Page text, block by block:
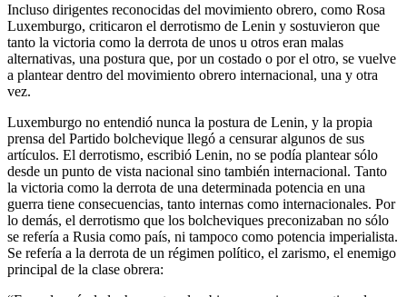
Incluso dirigentes reconocidas del movimiento obrero, como Rosa
Luxemburgo, criticaron el derrotismo de Lenin y sostuvieron que
tanto la victoria como la derrota de unos u otros eran malas
alternativas, una postura que, por un costado o por el otro, se vuelve
a plantear dentro del movimiento obrero internacional, una y otra
vez.
Luxemburgo no entendió nunca la postura de Lenin, y la propia
prensa del Partido bolchevique llegó a censurar algunos de sus
artículos. El derrotismo, escribió Lenin, no se podía plantear sólo
desde un punto de vista nacional sino también internacional. Tanto
la victoria como la derrota de una determinada potencia en una
guerra tiene consecuencias, tanto internas como internacionales. Por
lo demás, el derrotismo que los bolcheviques preconizaban no sólo
se refería a Rusia como país, ni tampoco como potencia imperialista.
Se refería a la derrota de un régimen político, el zarismo, el enemigo
principal de la clase obrera: